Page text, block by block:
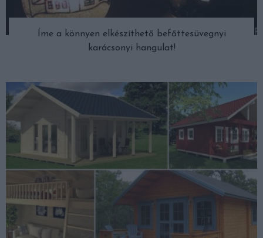
Íme a könnyen elkészíthető befőttesüvegnyi
karácsonyi hangulat!